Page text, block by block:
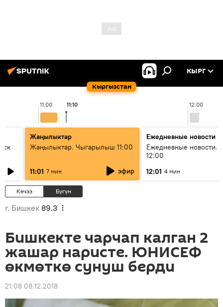
Кыргызстан
КЫРГ
11:00 12:00
11:10
Жаңылыктар
Жаңылыктар. Чыгарылыш 11:00
11:01 7 мин эфир
Ежедневные новости
Ежедневные новости.
12:00
12:01 4 мин
Кечээ Бүгүн
г. Бишкек 89.3
Бишкекте чарчап калган 2
жашар наристе. ЮНИСЕФ
өкмөткө сунуш берди
21:08 08.12.2018